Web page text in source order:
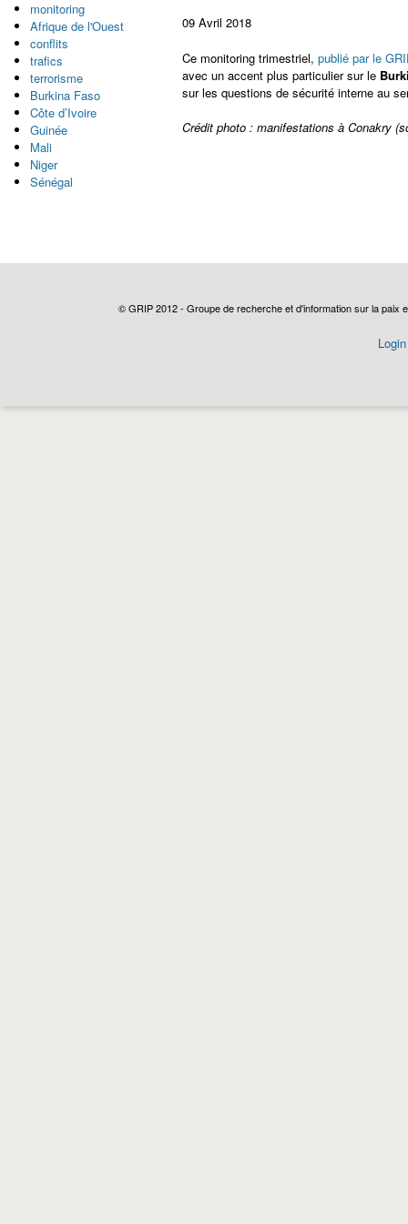
09 Avril 2018
Ce monitoring trimestriel, publié par le
avec un accent plus particulier sur le
sur les questions de sécurité interne au
Crédit photo : manifestations à Conakry
monitoring
Afrique de l'Ouest
conflits
trafics
terrorisme
Burkina Faso
Côte d’Ivoire
Guinée
Mali
Niger
Sénégal
© GRIP 2012 - Groupe de recherche et d'information sur la paix
Login